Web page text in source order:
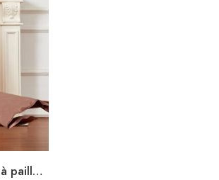
Robe de soirée marron clair à paillettes bustier en satin sans manches